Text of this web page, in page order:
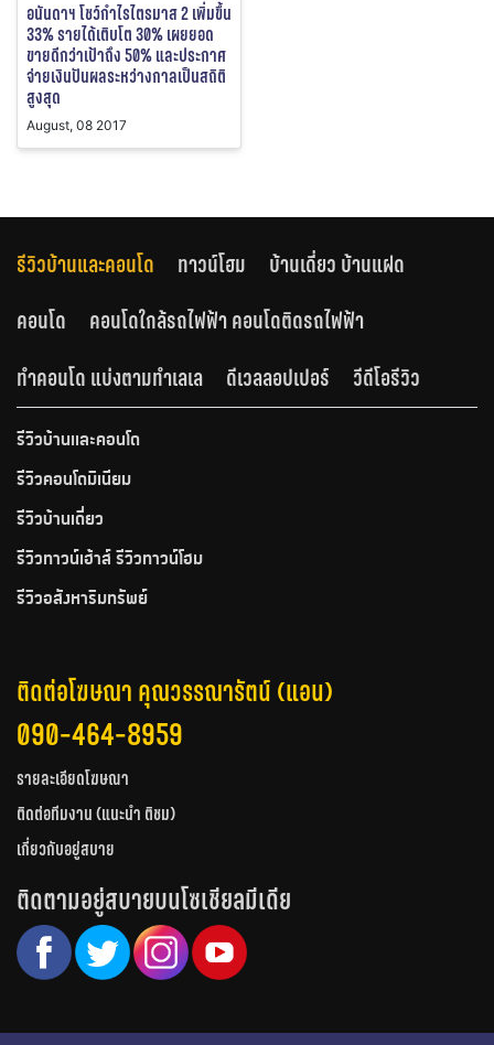
อนันดาฯ โชว์กำไรไตรมาส 2 เพิ่มขึ้น
33% รายได้เติบโต 30% เผยยอด
ขายดีกว่าเป้าถึง 50% และประกาศ
จ่ายเงินปันผลระหว่างกาลเป็นสถิติ
สูงสุด
August, 08 2017
รีวิวบ้านและคอนโด ทาวน์โฮม
บ้านเดี่ยว บ้านแฝด
คอนโด
คอนโดใกล้รถไฟฟ้า คอนโดติดรถไฟฟ้า
ทำคอนโด แบ่งตามทำเลเล
ดีเวลลอปเปอร์ วีดีโอรีวิว
รีวิวบ้านและคอนโด
รีวิวคอนโดมิเนียม
รีวิวบ้านเดี่ยว
รีวิวทาวน์เฮ้าส์ รีวิวทาวน์โฮม
รีวิวอสังหาริมทรัพย์
ติดต่อโฆษณา คุณวรรณารัตน์ (แอน)
090-464-8959
รายละเอียดโฆษณา
ติดต่อทีมงาน (แนะนำ ติชม)
เกี่ยวกับอยู่สบาย
ติดตามอยู่สบายบนโซเชียลมีเดีย